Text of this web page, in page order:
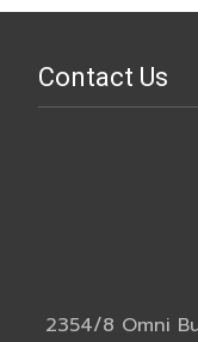
Contact Us
2354/8 Omni